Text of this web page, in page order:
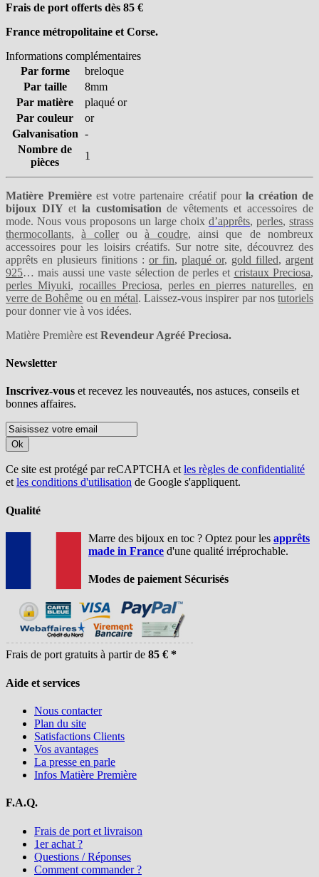
Frais de port offerts dès 85 €
France métropolitaine et Corse.
Informations complémentaires
Par forme
breloque
Par taille
8mm
Par matière
plaqué or
Par couleur
or
Galvanisation -
Nombre de
pièces
1
Matière Première est votre partenaire créatif pourla création de
bijoux DIY etla customisation de vêtements et accessoires de
mode. Nous vous proposons un large choix d’apprêts, perles, strass
thermocollants,à collerouà coudre, ainsi que de nombreux
accessoires pour les loisirs créatifs. Sur notre site, découvrez des
apprêts en plusieurs finitions : or fin, plaqué or, gold filled, argent
925… mais aussi une vaste sélection de perles et cristaux Preciosa,
perles Miyuki, rocailles Preciosa, perles en pierres naturelles, en
verre de Bohême ou en métal. Laissez-vous inspirer par nostutoriels
pour donner vie à vos idées.
Matière Première est Revendeur Agréé Preciosa.
Newsletter
Inscrivez-vous et recevez les nouveautés, nos astuces, conseils et
bonnes affaires.
Ok
Ce site est protégé par reCAPTCHA etles règles de confidentialité
etles conditions d'utilisation de Google s'appliquent.
Qualité
Marre des bijoux en toc ? Optez pour les apprêts
made in France d'une qualité irréprochable.
Modes de paiement Sécurisés
Frais de port gratuits à partir de 85 € *
Aide et services
Nous contacter
Plan du site
Satisfactions Clients
Vos avantages
La presse en parle
Infos Matière Première
F.A.Q.
Frais de port et livraison
1er achat ?
Questions / Réponses
Comment commander ?